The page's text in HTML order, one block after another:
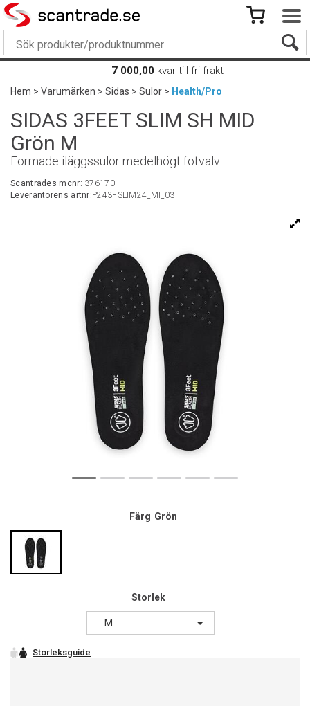
7 000,00 kvar till fri frakt
Hem>Varumärken>Sidas>Sulor> Health/Pro
SIDAS 3FEET SLIM SH MID
Grön M
Formade iläggssulor medelhögt fotvalv
Scantrades mcnr: 376170
Leverantörens artnr:P243FSLIM24_MI_03
Färg Grön
Storlek
M